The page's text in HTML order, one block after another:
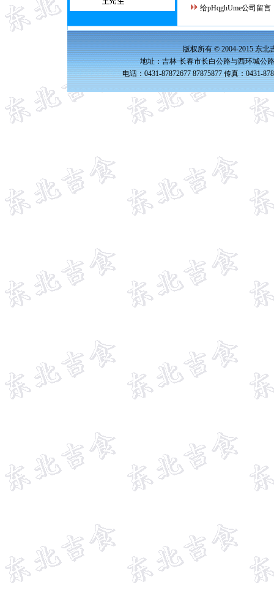
给pHqghUme公司留言
版权所有 © 2004-2015 东北
地址：吉林·长春市长白公路与西环城公
电话：0431-87872677 87875877 传真：0431-